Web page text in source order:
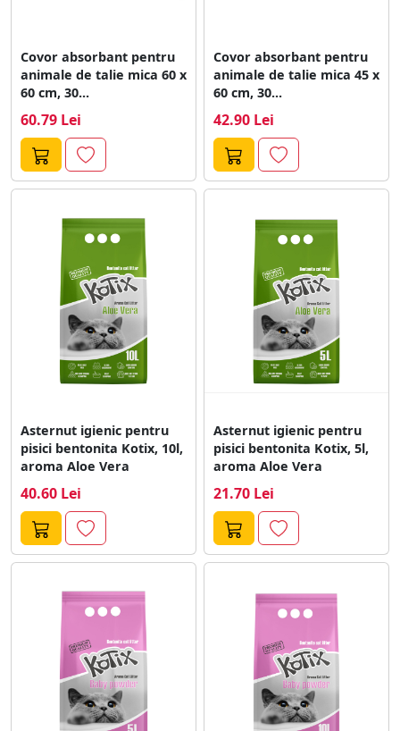
Covor absorbant pentru
animale de talie mica 60 x
60 cm, 30...
60.79 Lei
Covor absorbant pentru
animale de talie mica 45 x
60 cm, 30...
42.90 Lei
Asternut igienic pentru
pisici bentonita Kotix, 10l,
aroma Aloe Vera
40.60 Lei
Asternut igienic pentru
pisici bentonita Kotix, 5l,
aroma Aloe Vera
21.70 Lei